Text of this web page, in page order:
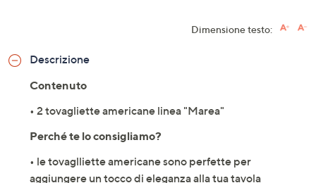
Dimensione testo:
Descrizione
Contenuto
• 2 tovagliette americane linea "Marea"
Perché te lo consigliamo?
• le tovaglliette americane sono perfette per
aggiungere un tocco di eleganza alla tua tavola